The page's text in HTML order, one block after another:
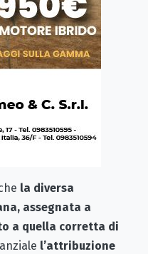
la diversa
assegnata a
a quella corretta di
l’attribuzione